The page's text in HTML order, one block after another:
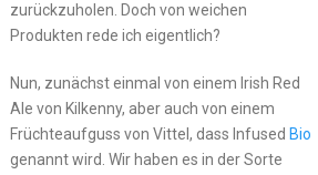
zurückzuholen. Doch von weichen
Produkten rede ich eigentlich?
Nun, zunächst einmal von einem Irish Red
Ale von Kilkenny, aber auch von einem
Früchteaufguss von Vittel, dass Infused Bio
genannt wird. Wir haben es in der Sorte